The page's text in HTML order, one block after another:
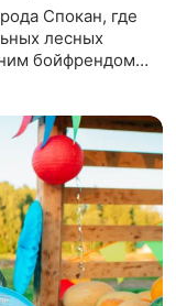
Спокан, где
лесных
бойфрендом